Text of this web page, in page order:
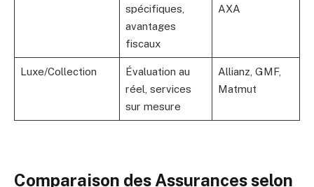
spécifiques,
avantages
fiscaux
AXA
Luxe/Collection
Évaluation au
réel, services
sur mesure
Allianz, GMF,
Matmut
Comparaison des Assurances selon